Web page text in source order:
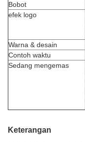
Bobot
efek logo
Warna & desain
Contoh waktu
Sedang mengemas
Keterangan